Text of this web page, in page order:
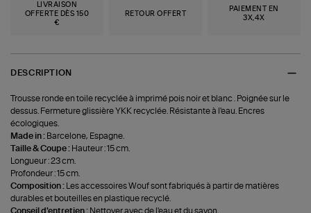
LIVRAISON
OFFERTE DÈS 150
€
RETOUR OFFERT
PAIEMENT EN
3X,4X
DESCRIPTION
Trousse ronde en toile recyclée à imprimé pois noir et blanc . Poignée sur le
dessus. Fermeture glissière YKK recyclée. Résistante à l'eau. Encres
écologiques.
Made in : Barcelone, Espagne.
Taille & Coupe : Hauteur : 15 cm.
Longueur : 23 cm.
Profondeur : 15 cm.
Composition :
Les accessoires Wouf sont fabriqués à partir de matières
durables et bouteilles en plastique recyclé.
Conseil d'entretien : Nettoyer avec de l'eau et du savon.